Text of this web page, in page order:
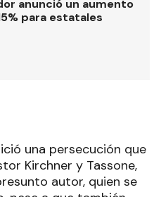
anunció un aumento
para estatales
una persecución que
Kirchner y Tassone,
autor, quien se